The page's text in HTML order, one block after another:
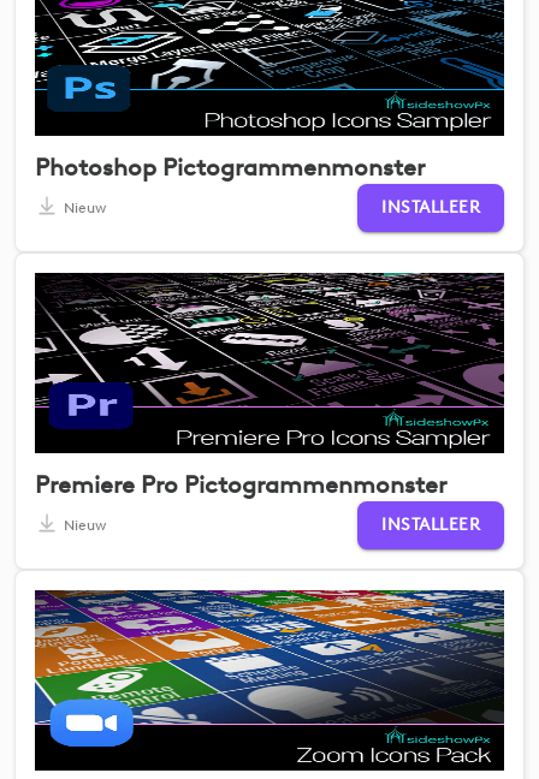
Photoshop Pictogrammenmonster
Nieuw INSTALLEER
Premiere Pro Pictogrammenmonster
Nieuw INSTALLEER